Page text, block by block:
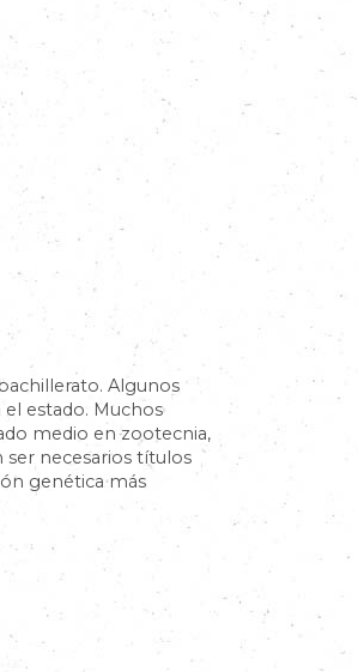
Algunos
estado. Muchos
medio en zootecnia,
ser necesarios títulos
genética más